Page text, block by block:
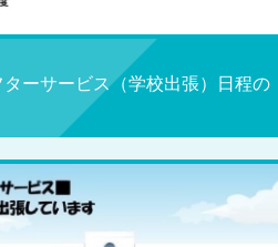
ターサービス（学校出張）日程の